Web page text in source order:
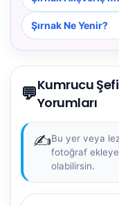
Şırnak Ne Yenir?
💬Kumrucu
Yorumları
✍️Bu yer veya
fotoğraf
olabilirsin.